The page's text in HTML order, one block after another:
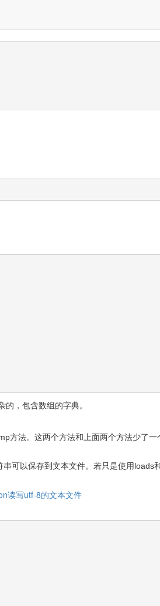
，包含数组的字典。
方法。这两个方法和上面两个方法少了一
可以保存到文本文件。若只是使用loads
读写utf-8的文本文件